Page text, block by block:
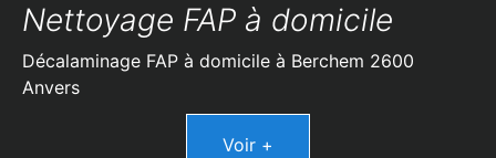
Nettoyage FAP à domicile
Décalaminage FAP à domicile à Berchem 2600
Anvers
Voir +